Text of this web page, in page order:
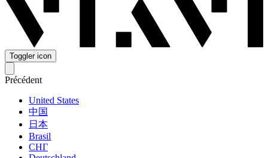
Toggler icon
Précédent
United States
中国
日本
Brasil
СНГ